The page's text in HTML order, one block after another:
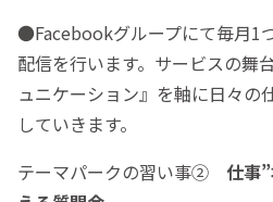
●Facebookグループにて毎月1
配信を行います。サービスの舞
ュニケーション』を軸に日々の
していきます。
テーマパークの習い事② 仕事